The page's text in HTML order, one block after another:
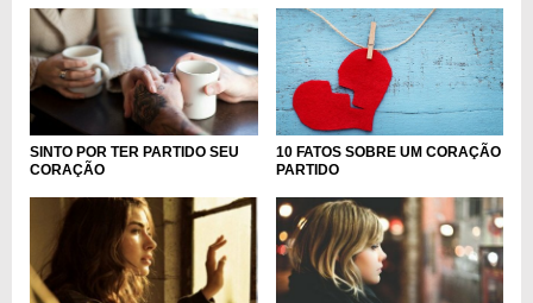
SINTO POR TER PARTIDO SEU
CORAÇÃO
10 FATOS SOBRE UM CORAÇÃO
PARTIDO